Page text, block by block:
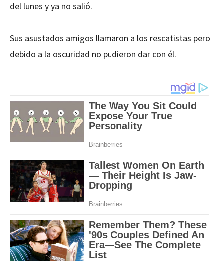
del lunes y ya no salió.
Sus asustados amigos llamaron a los rescatistas pero
debido a la oscuridad no pudieron dar con él.